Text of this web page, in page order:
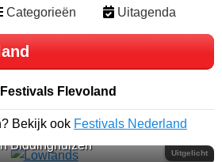
Categorieën Uitagenda
Festivals Flevoland
Bekijk ook Festivals Nederland
Uitgelicht
Biddinghuizen